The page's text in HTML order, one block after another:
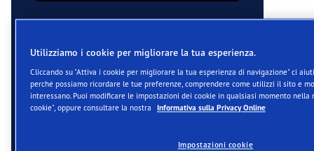
Utilizziamo i cookie per migliorare la tua esperienza.
Cliccando su "Attiva i cookie per migliorare la tua esperienza di navigazione" ci
perché possiamo ricordare le tue preferenze, comprendere come utilizzi il sito e
interessano. Puoi modificare le impostazioni dei cookie in qualsiasi momento
cookie", oppure consultare la nostra
Informativa sulla Privacy Online
Impostazioni cookie